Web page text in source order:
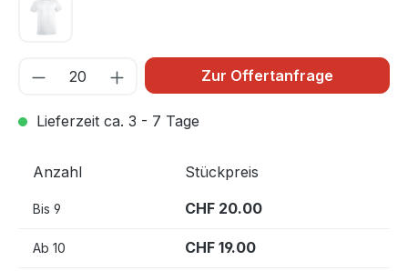
Zur Offertanfrage
Lieferzeit ca. 3 - 7 Tage
Anzahl Stückpreis
Bis 9 CHF 20.00
Ab 10 CHF 19.00